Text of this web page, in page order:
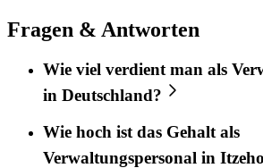
Fragen & Antworten
Wie viel verdient man als
in Deutschland?
Wie hoch ist das Gehalt als
Verwaltungspersonal in